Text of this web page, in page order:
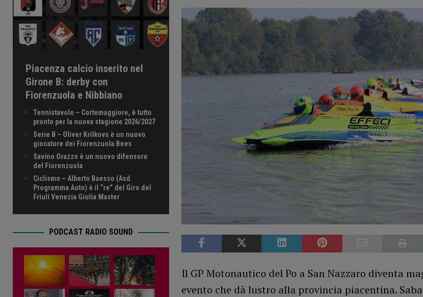
Il GP Motonautico del Po a San Nazzaro diventa
evento che dà lustro alla provincia piacentina.
Piacenza calcio inserito nel
Girone B: derby con
Fiorenzuola e Nibbiano
Tennistavolo – Cortemaggiore, è tutto
pronto per la nuova stagione 2026/2027
Serie B – Oliver Krilkovs è un nuovo
giocatore dei Fiorenzuola Bees
Savino Orazzo è un nuovo difensore
del Fiorenzuola
Ciclismo – Alberto Baesso (Asd
Programma Auto) è il “re” del Giro del
Friuli Venezia Giulia Master
PODCAST RADIO SOUND